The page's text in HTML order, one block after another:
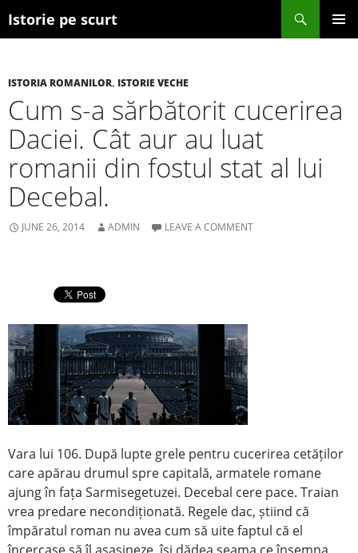
Istorie pe scurt
Search
SKIP TO CONTENT
ISTORIA ROMANILOR, ISTORIE VECHE
Cum s-a sărbătorit cucerirea
Daciei. Cât aur au luat
romanii din fostul stat al lui
Decebal.
JUNE 26, 2014 ADMIN LEAVE A COMMENT
Vara lui 106. După lupte grele pentru cucerirea cetăților
care apărau drumul spre capitală, armatele romane
ajung în fața Sarmisegetuzei. Decebal cere pace. Traian
vrea predare necondiționată. Regele dac, știind că
împăratul roman nu avea cum să uite faptul că el